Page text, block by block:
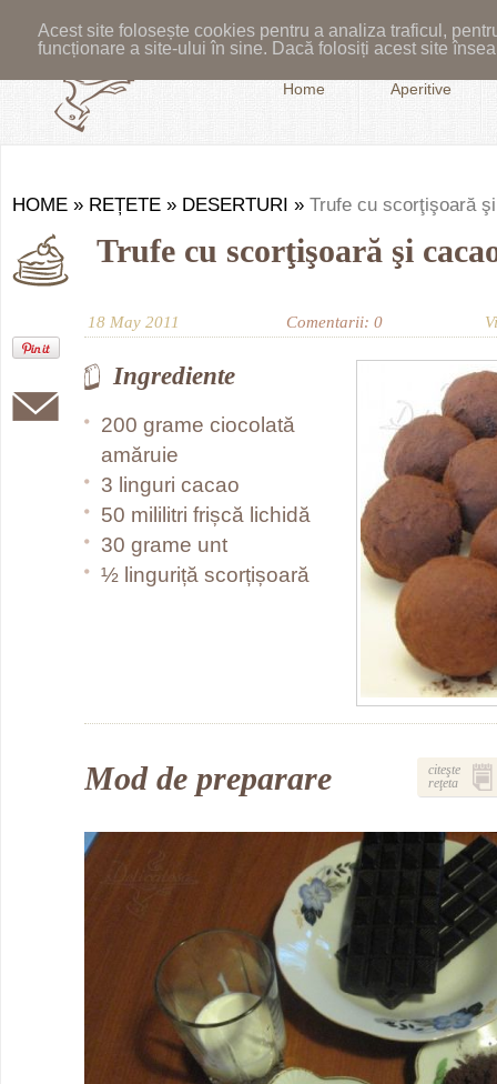
Acest site folosește cookies pentru a analiza traficul,
funcționare a site-ului în sine. Dacă folosiți acest site
Home Aperitive
HOME » REȚETE » DESERTURI » Trufe cu scorţişoară
Trufe cu scorţişoară şi
18 May 2011 Comentarii: 0
Ingrediente
200 grame ciocolată
amăruie
3 linguri cacao
50 mililitri frișcă lichidă
30 grame unt
½ linguriță scorțișoară
Mod de preparare
citeşte
reţeta